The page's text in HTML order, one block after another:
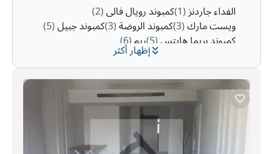
إظهار أكثر
الفداء جاردنز(1) كمبوند رويال فالى(2)
ويست مارك(3) كمبوند الروضة(3) كمبوند جبيل(5)
كمبوند بريما هايتس(5) ريم(6)
كمبوند فرست هايتس(6) كمبوند جرين هيلز
وست جيت هيلز(11) الصفوة(14)
كمبوند كليوباترا سكوير(16) كيفا صبور(27)
كمبوند جدار(27) سوان ليك اكتوبر(29) حي 7
سوان ليك ويست(51) الحي 3
حي 6 كمبوند بالم هيلز
حي 8